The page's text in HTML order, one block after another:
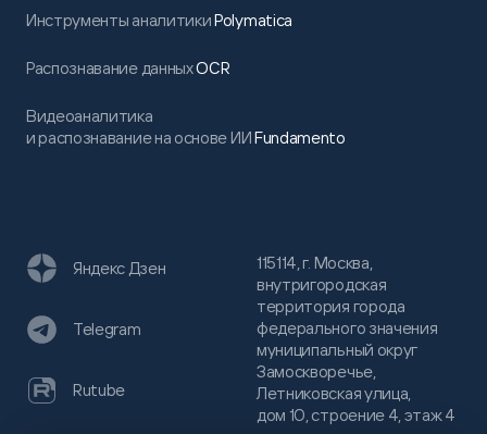
Инструменты аналитикиPolymatica
Распознавание данныхOCR
Видеоаналитика
и распознавание на основе ИИFundamento
115114, г. Москва,
внутригородская
территория города
федерального значения
муниципальный округ
Замоскворечье,
Летниковская улица,
дом 10, строение 4, этаж 4
Яндекс Дзен
Telegram
Rutube